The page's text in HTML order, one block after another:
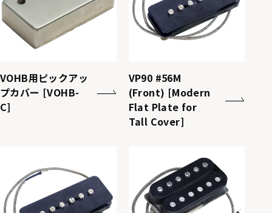
VOHB用ピックアッ
プカバー [VOHB-
C]
VP90 #56M
(Front) [Modern
Flat Plate for
Tall Cover]